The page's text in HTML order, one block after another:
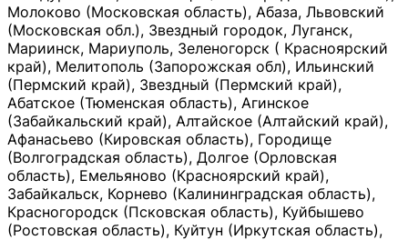
Молоково (Московская область), Абаза, Львовский
(Московская обл.), Звездный городок, Луганск,
Мариинск, Мариуполь, Зеленогорск ( Красноярский
край), Мелитополь (Запорожская обл), Ильинский
(Пермский край), Звездный (Пермский край),
Абатское (Тюменская область), Агинское
(Забайкальский край), Алтайское (Алтайский край),
Афанасьево (Кировская область), Городище
(Волгоградская область), Долгое (Орловская
область), Емельяново (Красноярский край),
Забайкальск, Корнево (Калининградская область),
Красногородск (Псковская область), Куйбышево
(Ростовская область), Куйтун (Иркутская область),